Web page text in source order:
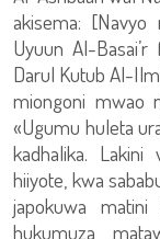
akisema:
Uyuun Al-
Darul Kutub Al-
miongoni mwao
«Ugumu huleta
kadhalika. Lakini
hiiyote, kwa
japokuwa
hukumuza